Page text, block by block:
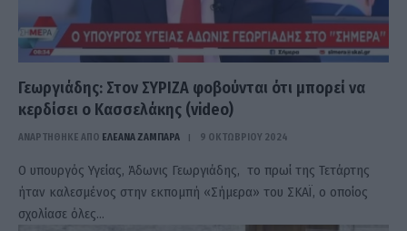
Γεωργιάδης: Στον ΣΥΡΙΖΑ φοβούνται ότι μπορεί να
κερδίσει ο Κασσελάκης (video)
ΑΝΑΡΤΗΘΗΚΕ ΑΠΟ ΕΛΕΑΝΑ ΖΑΜΠΑΡΑ 9 ΟΚΤΩΒΡΊΟΥ 2024
Ο υπουργός Υγείας, Άδωνις Γεωργιάδης, το πρωί της Τετάρτης
ήταν καλεσμένος στην εκπομπή «Σήμερα» του ΣΚΑΪ, ο οποίος
σχολίασε όλες…